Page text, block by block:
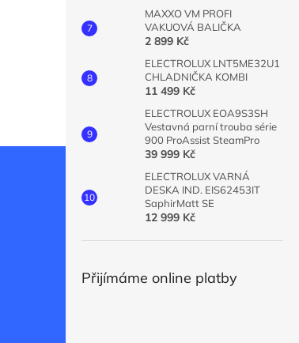
MAXXO VM PROFI
VAKUOVÁ BALIČKA
2 899 Kč
ELECTROLUX LNT5ME32U1
CHLADNIČKA KOMBI
11 499 Kč
ELECTROLUX EOA9S3SH
Vestavná parní trouba série
900 ProAssist SteamPro
39 999 Kč
ELECTROLUX VARNÁ
DESKA IND. EIS62453IT
SaphirMatt SE
12 999 Kč
Přijímáme online platby